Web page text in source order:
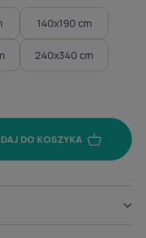
140x190 cm
240x340 cm
DO KOSZYKA